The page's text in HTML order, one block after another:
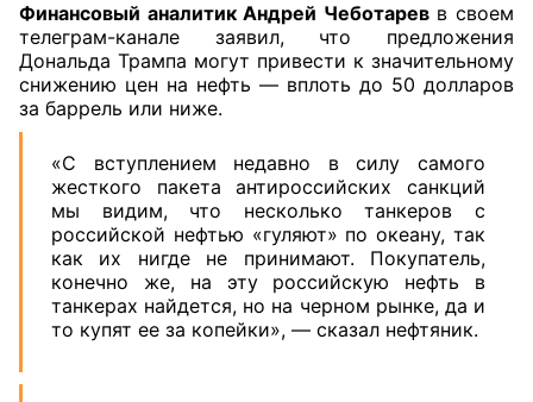
Финансовый аналитик Андрей Чеботаревв своем
телеграм-канале заявил, что предложения
Дональда Трампа могут привести к значительному
снижению цен на нефть — вплоть до 50 долларов
за баррель или ниже.
«С вступлением недавно в силу самого
жесткого пакета антироссийских санкций
мы видим, что несколько танкеров с
российской нефтью «гуляют» по океану, так
как их нигде не принимают. Покупатель,
конечно же, на эту российскую нефть в
танкерах найдется, но на черном рынке, да и
то купят ее за копейки», — сказал нефтяник.